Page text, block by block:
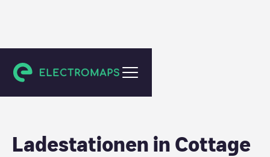
Lane County
Ladestationen in Cottage